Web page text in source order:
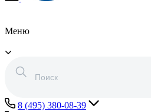
Меню
8 (495) 380-08-39